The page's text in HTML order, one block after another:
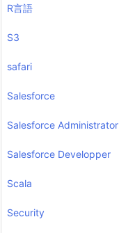
R言語
S3
safari
Salesforce
Salesforce Administrator
Salesforce Developper
Scala
Security